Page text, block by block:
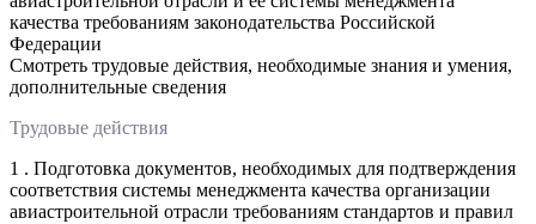
качества требованиям законодательства Российской
Федерации
Смотреть трудовые действия, необходимые знания и умения,
дополнительные сведения
Трудовые действия
1 . Подготовка документов, необходимых для подтверждения
соответствия системы менеджмента качества организации
авиастроительной отрасли требованиям стандартов и правил